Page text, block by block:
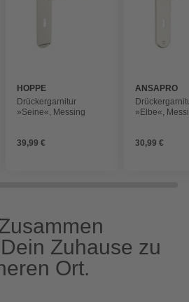
HOPPE
Drückergarnitur
»Seine«, Messing
39,99 €
ANSAPRO
»Elbe«,
30,99 €
Zuhause zu
Ort.